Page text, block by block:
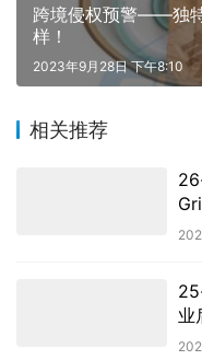
跨境侵权预警——独
样！
2023年9月28日 下午8:10
相关推荐
业
战